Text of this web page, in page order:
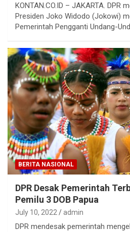
KONTAN.CO.ID – JAKARTA. DPR
Presiden Joko Widodo (Jokowi)
Pemerintah Pengganti Undang-
BERITA NASIONAL
DPR Desak Pemerintah
Pemilu 3 DOB Papua
July 10, 2022 admin
DPR mendesak pemerintah